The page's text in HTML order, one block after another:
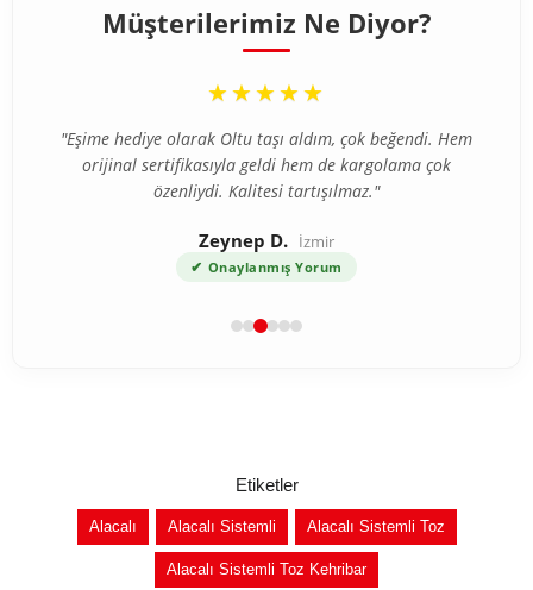
Müşterilerimiz Ne Diyor?
“
★★★★★
"Eşime hediye olarak Oltu taşı aldım, çok beğendi. Hem
orijinal sertifikasıyla geldi hem de kargolama çok
özenliydi. Kalitesi tartışılmaz."
Zeynep D. İzmir
✔ Onaylanmış Yorum
Etiketler
Alacalı Alacalı Sistemli Alacalı Sistemli Toz
Alacalı Sistemli Toz Kehribar